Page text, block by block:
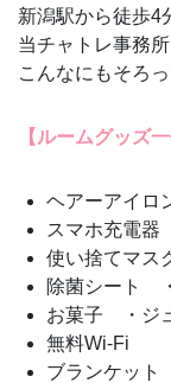
新潟駅から徒歩4
当チャトレ事務
こんなにもそろっ
【ルームグッズ一
ヘアーアイロ
スマホ充電器
使い捨てマス
除菌シート
お菓子 ・ジ
無料Wi-Fi
ブランケッ